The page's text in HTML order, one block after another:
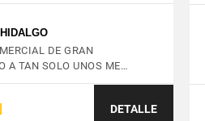
DE GRAN
A TAN SOLO UNOS ME…
DETALLE